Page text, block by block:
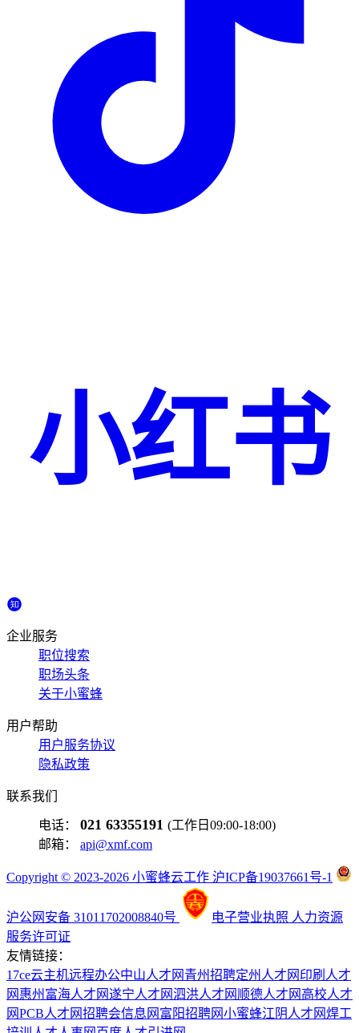
小红书
企业服务
职位搜索
职场头条
关于小蜜蜂
用户帮助
用户服务协议
隐私政策
联系我们
电话： 021 63355191 (工作日09:00-18:00)
邮箱： api@xmf.com
Copyright © 2023-2026 小蜜蜂云工作 沪ICP备19037661号-1
沪公网安备 31011702008840号 电子营业执照 人力资源
服务许可证
友情链接：
17ce云主机远程办公中山人才网 青州招聘定州人才网 印刷人才
网 惠州富海人才网遂宁人才网泗洪人才网 顺德人才网 高校人才
网PCB人才网招聘会信息网 富阳招聘网小蜜蜂江阴人才网焊工